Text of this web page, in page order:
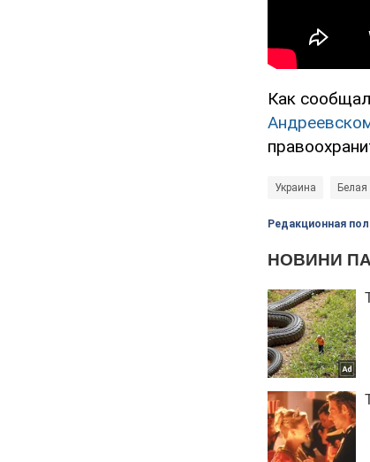
Как сообщал
Украина
Редакционная